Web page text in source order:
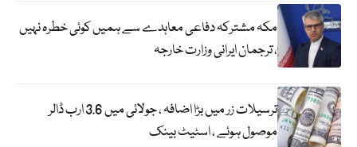
مکہ مشترکہ دفاعی معاہدے سے ہمیں کوئی خطرہ نہیں
، ترجمان ایرانی وزارت خارجہ
ترسیلات زر میں بڑا اضافہ ، جولائی میں 3.6 ارب ڈالر
موصول ہوئے ، اسٹیٹ بینک